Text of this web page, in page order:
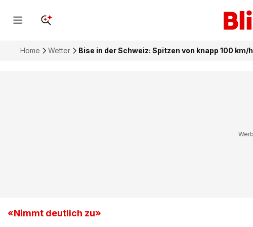
Home Wetter Bise in der Schweiz: Spitzen von knapp 100 km/h
«Nimmt deutlich zu»